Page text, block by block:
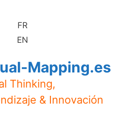
FR
EN
Mapping.es
Thinking,
& Innovación